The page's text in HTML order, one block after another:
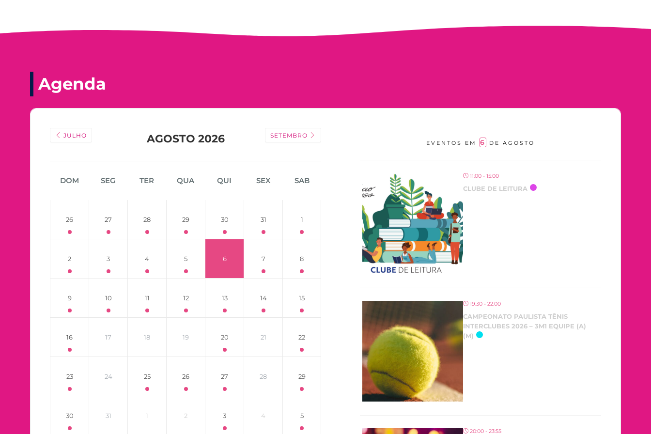
Agenda
JULHO AGOSTO 2026 SETEMBRO
DOM SEG TER QUA QUI SEX SAB
26 27 28 29 30 31 1
2 3 4 5 6 7 8
9 10 11 12 13 14 15
16 17 18 19 20 21 22
23 24 25 26 27 28 29
30 31 1 2 3 4 5
EVENTOS EM 6 DE AGOSTO
11:00 - 15:00
CLUBE DE LEITURA
19:30 - 22:00
CAMPEONATO PAULISTA TÊNIS
INTERCLUBES 2026 – 3M1 EQUIPE (A)
(M)
20:00 - 23:55